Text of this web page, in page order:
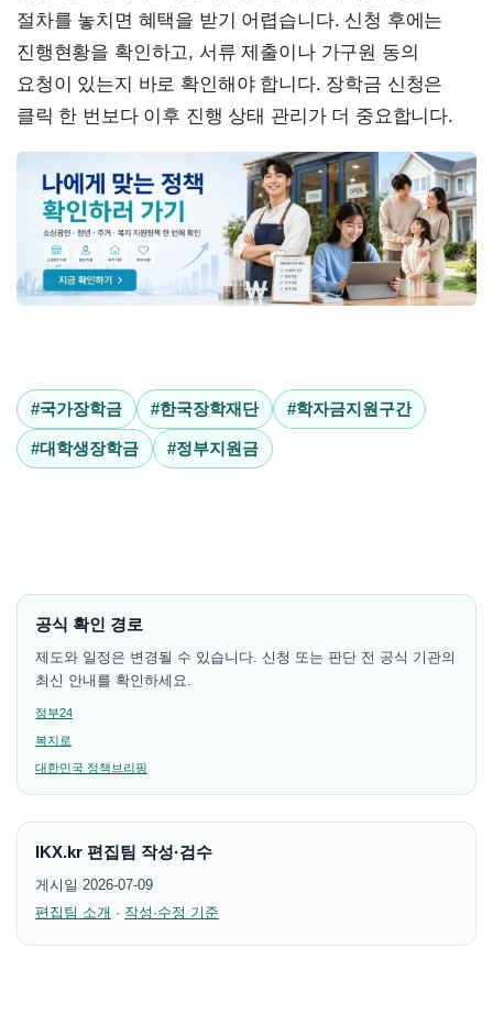
절차를 놓치면 혜택을 받기 어렵습니다. 신청 후에는
진행현황을 확인하고, 서류 제출이나 가구원 동의
요청이 있는지 바로 확인해야 합니다. 장학금 신청은
클릭 한 번보다 이후 진행 상태 관리가 더 중요합니다.
#국가장학금 #한국장학재단 #학자금지원구간
#대학생장학금 #정부지원금
공식 확인 경로
제도와 일정은 변경될 수 있습니다. 신청 또는 판단 전 공식 기관의
최신 안내를 확인하세요.
정부24
복지로
대한민국 정책브리핑
IKX.kr 편집팀 작성·검수
게시일 2026-07-09
편집팀 소개 · 작성·수정 기준